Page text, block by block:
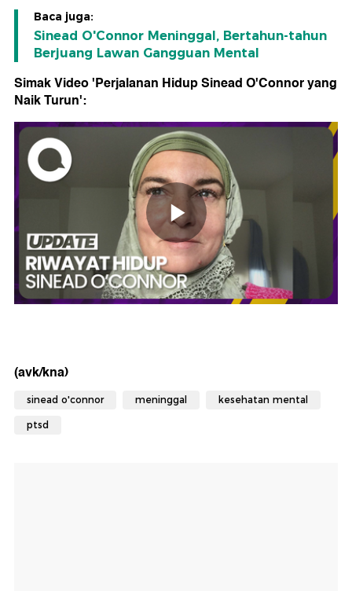
Baca juga:
Sinead O'Connor Meninggal, Bertahun-tahun
Berjuang Lawan Gangguan Mental
Simak Video 'Perjalanan Hidup Sinead O'Connor yang
Naik Turun':
(avk/kna)
sinead o'connor meninggal kesehatan mental
ptsd